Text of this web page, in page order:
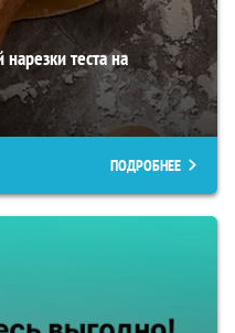
теста на
ПОДРОБНЕЕ